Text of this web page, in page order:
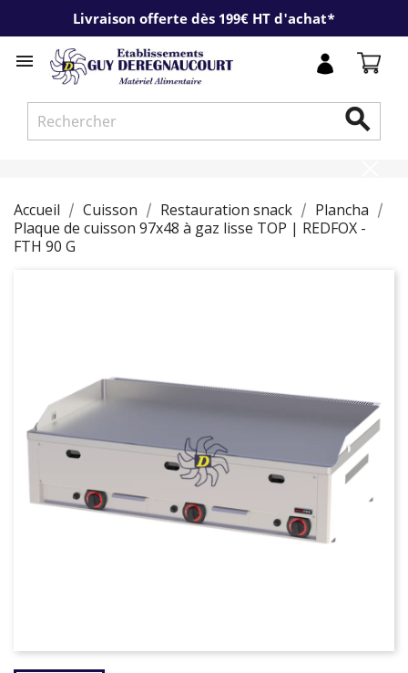
Livraison offerte dès 199€ HT d'achat*


Accueil Cuisson Restauration snack
Plancha
Plaque de cuisson 97x48 à gaz lisse TOP | REDFOX -
FTH 90 G